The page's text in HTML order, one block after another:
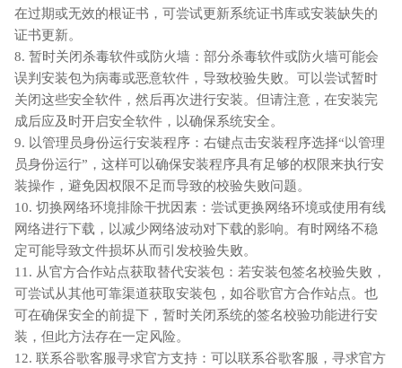
在过期或无效的根证书，可尝试更新系统证书库或安装缺失的
证书更新。
8. 暂时关闭杀毒软件或防火墙：部分杀毒软件或防火墙可能会
误判安装包为病毒或恶意软件，导致校验失败。可以尝试暂时
关闭这些安全软件，然后再次进行安装。但请注意，在安装完
成后应及时开启安全软件，以确保系统安全。
9. 以管理员身份运行安装程序：右键点击安装程序选择“以管理
员身份运行”，这样可以确保安装程序具有足够的权限来执行安
装操作，避免因权限不足而导致的校验失败问题。
10. 切换网络环境排除干扰因素：尝试更换网络环境或使用有线
网络进行下载，以减少网络波动对下载的影响。有时网络不稳
定可能导致文件损坏从而引发校验失败。
11. 从官方合作站点获取替代安装包：若安装包签名校验失败，
可尝试从其他可靠渠道获取安装包，如谷歌官方合作站点。也
可在确保安全的前提下，暂时关闭系统的签名校验功能进行安
装，但此方法存在一定风险。
12. 联系谷歌客服寻求官方支持：可以联系谷歌客服，寻求官方